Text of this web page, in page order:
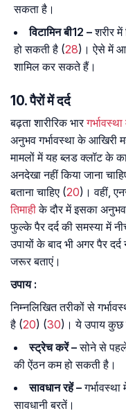
सकता है।
विटामिन बी12 –शरीर में
हो सकती है (28)। ऐसे में
शामिल कर सकते हैं।
10. पैरों में दर्द
बढ़ता शारीरिक भार
अनुभव गर्भावस्था के आखिरी
मामलों में यह ब्लड क्लॉट के
अनदेखा नहीं किया जाना
बताना चाहिए (20)। वहीं,
तिमाहीके दौर में इसका अनुभव
फुल्के पैर दर्द की समस्या में
उपायों के बाद भी अगर पैर
जरूर बताएं।
उपाय :
निम्नलिखित तरीकों से
है (20) (30)। ये उपाय कुछ
स्ट्रेच करें –सोने से
की ऐंठन कम हो सकती है।
सावधान रहें –
सावधानी बरतें।